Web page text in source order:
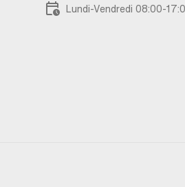
Lundi-Vendredi 08:00-